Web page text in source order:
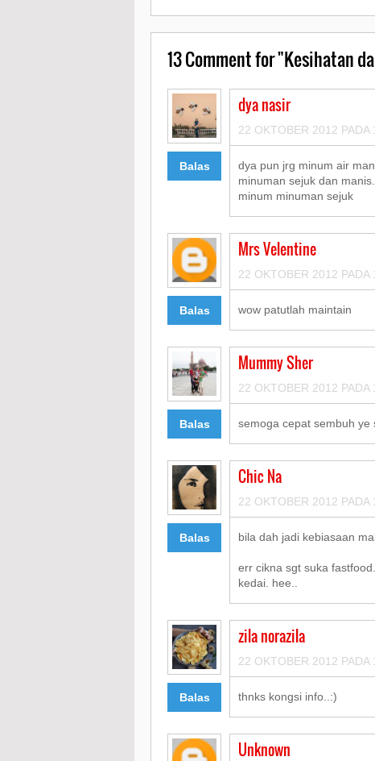
13Comment for "Kesihatan
Balas
dya nasir
22 OKTOBER 2012 PADA
dya pun jrg minum air
minuman sejuk dan
minum minuman sejuk
Balas
Mrs Velentine
22 OKTOBER 2012 PADA
wow patutlah maintain
Balas
Mummy Sher
22 OKTOBER 2012 PADA
semoga cepat sembuh ye
Balas
Chic Na
22 OKTOBER 2012 PADA
bila dah jadi kebiasaan
err cikna sgt suka
kedai. hee..
Balas
zila norazila
22 OKTOBER 2012 PADA
thnks kongsi info..:)
Unknown